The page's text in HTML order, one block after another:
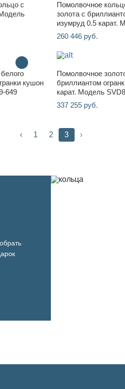
с
Помолвочное
золота с
изумруд 0.5 карат.
260 446 руб.
кушон
649
Помолвочное
бриллиантом
карат. Модель
337 255 руб.
‹ 1 2 3 ›